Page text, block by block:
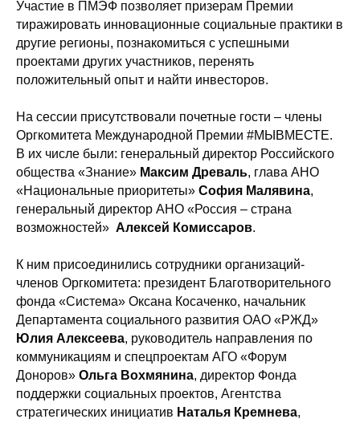
Участие в ПМЭФ позволяет призерам Премии
тиражировать инновационные социальные практики в
другие регионы, познакомиться с успешными
проектами других участников, перенять
положительный опыт и найти инвесторов.
На сессии присутствовали почетные гости – члены
Оргкомитета Международной Премии #МЫВМЕСТЕ.
В их числе были: генеральный директор Российского
общества «Знание» Максим Древаль, глава АНО
«Национальные приоритеты» София Малявина,
генеральный директор АНО «Россия – страна
возможностей» Алексей Комиссаров.
К ним присоединились сотрудники организаций-
членов Оргкомитета: президент Благотворительного
фонда «Система» Оксана Косаченко, начальник
Департамента социального развития ОАО «РЖД»
Юлия Алексеева, руководитель направления по
коммуникациям и спецпроектам АГО «Форум
Доноров» Ольга Вохмянина, директор Фонда
поддержки социальных проектов, Агентства
стратегических инициатив Наталья Кремнева,